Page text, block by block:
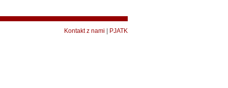
Kontakt z nami PJATK